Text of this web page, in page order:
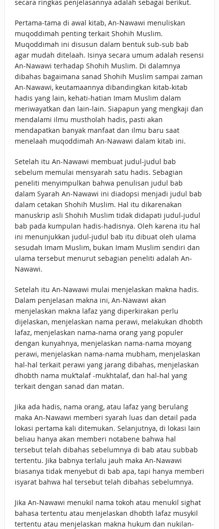
secara ringkas penjelasannya adalah sebagai berikut.
Pertama-tama di awal kitab, An-Nawawi menuliskan
muqoddimah penting terkait Shohih Muslim.
Muqoddimah ini disusun dalam bentuk sub-sub bab
agar mudah ditelaah. Isinya secara umum adalah resensi
An-Nawawi terhadap Shohih Muslim. Di dalamnya
dibahas bagaimana sanad Shohih Muslim sampai zaman
An-Nawawi, keutamaannya dibandingkan kitab-kitab
hadis yang lain, kehati-hatian Imam Muslim dalam
meriwayatkan dan lain-lain. Siapapun yang mengkaji dan
mendalami ilmu mustholah hadis, pasti akan
mendapatkan banyak manfaat dan ilmu baru saat
menelaah muqoddimah An-Nawawi dalam kitab ini.
Setelah itu An-Nawawi membuat judul-judul bab
sebelum memulai mensyarah satu hadis. Sebagian
peneliti menyimpulkan bahwa penulisan judul bab
dalam Syarah An-Nawawi ini diadopsi menjadi judul bab
dalam cetakan Shohih Muslim. Hal itu dikarenakan
manuskrip asli Shohih Muslim tidak didapati judul-judul
bab pada kumpulan hadis-hadisnya. Oleh karena itu hal
ini menunjukkan judul-judul bab itu dibuat oleh ulama
sesudah Imam Muslim, bukan Imam Muslim sendiri dan
ulama tersebut menurut sebagian peneliti adalah An-
Nawawi.
Setelah itu An-Nawawi mulai menjelaskan makna hadis.
Dalam penjelasan makna ini, An-Nawawi akan
menjelaskan makna lafaz yang diperkirakan perlu
dijelaskan, menjelaskan nama perawi, melakukan dhobth
lafaz, menjelaskan nama-nama orang yang populer
dengan kunyahnya, menjelaskan nama-nama moyang
perawi, menjelaskan nama-nama mubham, menjelaskan
hal-hal terkait perawi yang jarang dibahas, menjelaskan
dhobth nama muk’talaf -mukhtalaf, dan hal-hal yang
terkait dengan sanad dan matan.
Jika ada hadis, nama orang, atau lafaz yang berulang
maka An-Nawawi memberi syarah luas dan detail pada
lokasi pertama kali ditemukan. Selanjutnya, di lokasi lain
beliau hanya akan memberi notabene bahwa hal
tersebut telah dibahas sebelumnya di bab atau subbab
tertentu. Jika babnya terlalu jauh maka An-Nawawi
biasanya tidak menyebut di bab apa, tapi hanya memberi
isyarat bahwa hal tersebut telah dibahas sebelumnya.
Jika An-Nawawi menukil nama tokoh atau menukil sighat
bahasa tertentu atau menjelaskan dhobth lafaz musykil
tertentu atau menjelaskan makna hukum dan nukilan-